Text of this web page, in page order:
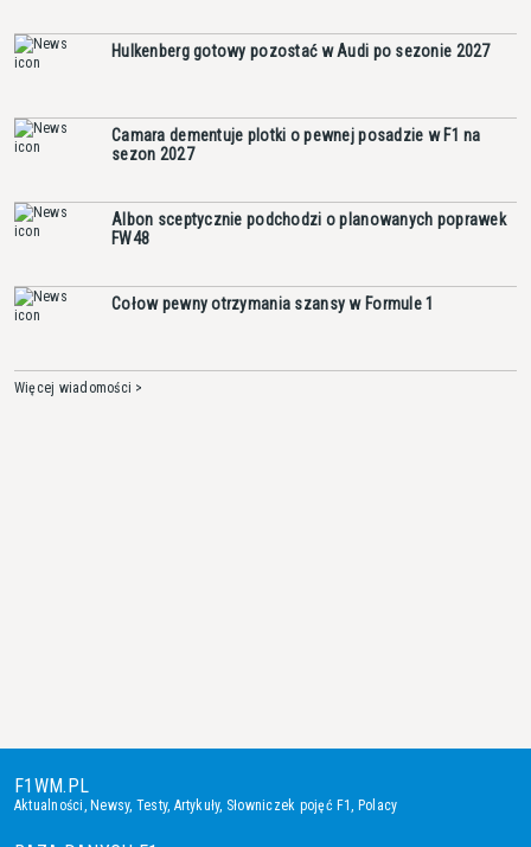
Hulkenberg gotowy pozostać w Audi po sezonie 2027
Camara dementuje plotki o pewnej posadzie w F1 na
sezon 2027
Albon sceptycznie podchodzi o planowanych poprawek
FW48
Cołow pewny otrzymania szansy w Formule 1
Więcej wiadomości >
F1WM.PL
Aktualności, Newsy, Testy, Artykuły, Słowniczek pojęć F1, Polacy